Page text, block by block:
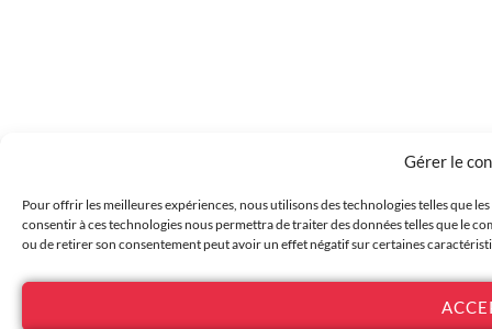
Gérer le
Pour offrir les meilleures expériences, nous utilisons des technologies telles que
consentir à ces technologies nous permettra de traiter des données telles que le
ou de retirer son consentement peut avoir un effet négatif sur certaines